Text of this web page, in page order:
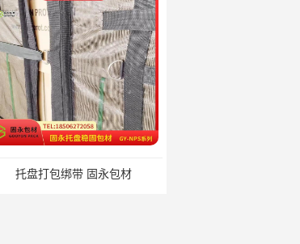
托盘裹包布兜 固永包材